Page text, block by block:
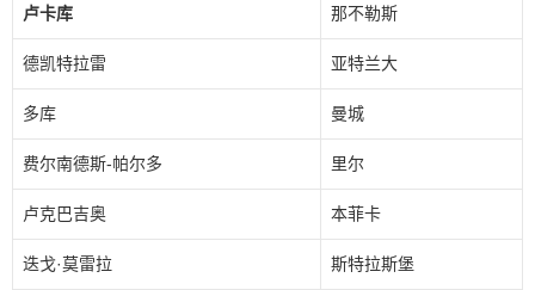
卢卡库 那不勒斯
德凯特拉雷 亚特兰大
多库 曼城
费尔南德斯-帕尔多 里尔
卢克巴吉奥 本菲卡
迭戈·莫雷拉 斯特拉斯堡